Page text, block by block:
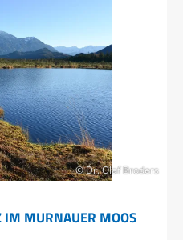
© Dr. Olaf Broders
IM MURNAUER MOOS